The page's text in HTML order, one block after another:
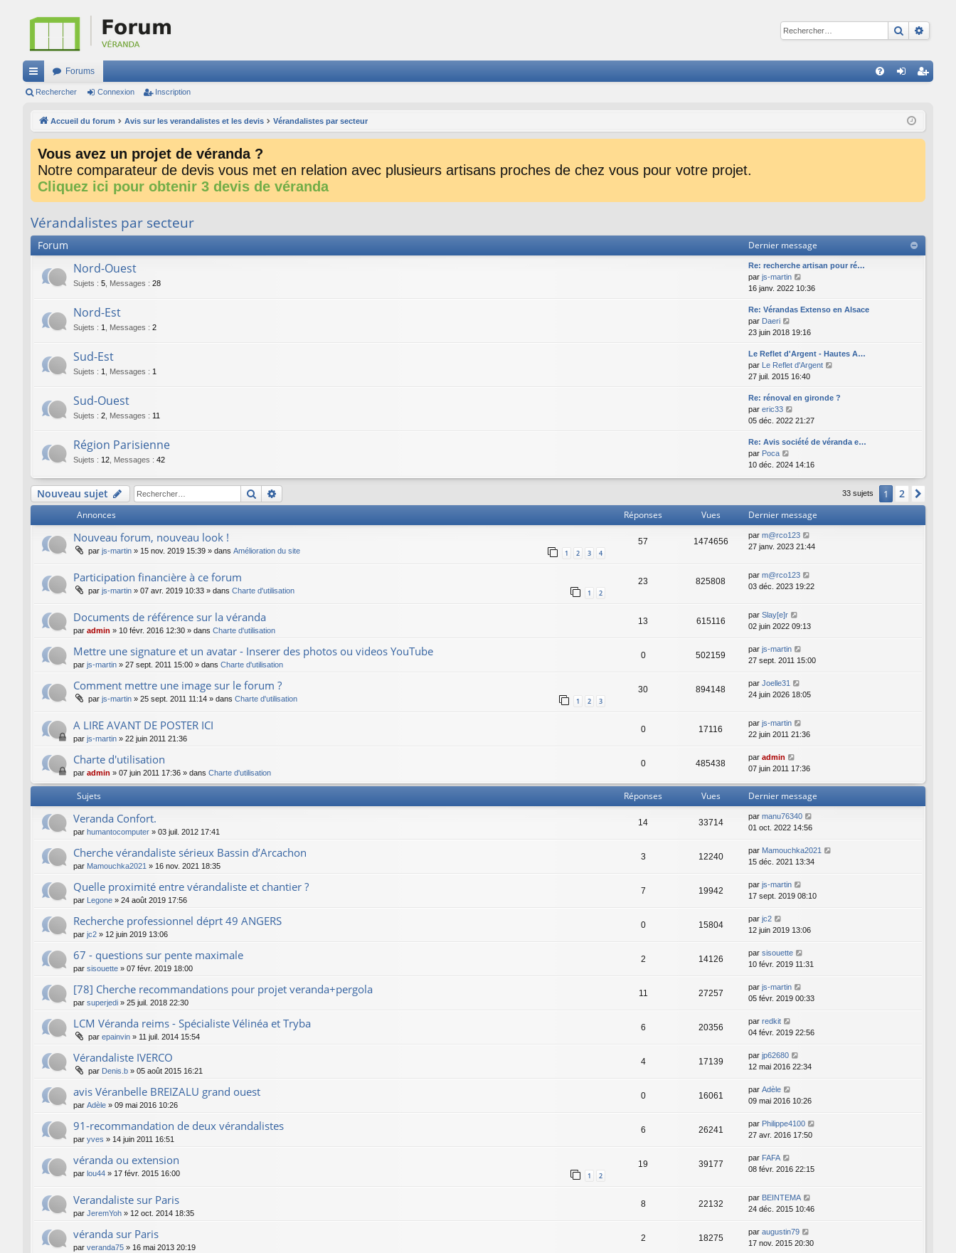
ac
Forums
cri
Rechercher Connexion Inscription
Accueil du forum Avis sur les verandalistes et les devis Vérandalistes par secteur
Vous avez un projet de véranda ?
Notre comparateur de devis vous met en relation avec plusieurs artisans proches de chez vous pour votre projet.
Cliquez ici pour obtenir 3 devis de véranda
Vérandalistes par secteur
Forum Dernier message
Nord-Ouest
Sujets : 5 Messages : 28
Re: recherche artisan pour ré…
par js-martin
o
n
s
l
t
e
r
l
e
d
r
i
r
m
s
s
a
g
e
16 janv. 2022 10:36
Nord-Est
Sujets : 1 Messages : 2
Re: Vérandas Extenso en Alsace
par Daeri
o
n
s
u
l
t
e
r
l
e
d
r
n
r
m
e
s
a
g
23 juin 2018 19:16
Sud-Est
Sujets : 1 Messages : 1
Le Reflet d'Argent - Hautes A…
par Le Reflet d'Argent
n
s
t
e
e
n
s
e
27 juil. 2015 16:40
Sud-Ouest
Sujets : 2 Messages : 11
Re: rénoval en gironde ?
par eric33
o
n
s
t
d
e
i
e
m
e
s
a
e
05 déc. 2022 21:27
Région Parisienne
Sujets : 12 Messages : 42
Re: Avis société de véranda e…
par Poca
o
t
e
r
e
d
e
n
r
m
s
s
g
e
10 déc. 2024 14:16
Nouveau sujet Rechercher 33 sujets 1 2
Annonces Réponses Vues Dernier message
Nouveau forum, nouveau look !
par js-martin » 15 nov. 2019 15:39 » dans Amélioration du site 1 2 3 4
57 1474656
par m@rco123
27 janv. 2023 21:44
Participation financière à ce forum
par js-martin » 07 avr. 2019 10:33 » dans Charte d'utilisation 1 2
23 825808
par m@rco123
03 déc. 2023 19:22
Documents de référence sur la véranda
par admin » 10 févr. 2016 12:30 » dans Charte d'utilisation
13 615116
par Slay[e]r
02 juin 2022 09:13
Mettre une signature et un avatar - Inserer des photos ou videos YouTube
par js-martin » 27 sept. 2011 15:00 » dans Charte d'utilisation
0 502159
par js-martin
27 sept. 2011 15:00
Comment mettre une image sur le forum ?
par js-martin » 25 sept. 2011 11:14 » dans Charte d'utilisation 1 2 3
30 894148
par Joelle31
24 juin 2026 18:05
A LIRE AVANT DE POSTER ICI
par js-martin » 22 juin 2011 21:36
0 17116
par js-martin
22 juin 2011 21:36
Charte d'utilisation
par admin » 07 juin 2011 17:36 » dans Charte d'utilisation
0 485438
par admin
07 juin 2011 17:36
Sujets Réponses Vues Dernier message
Veranda Confort.
par humantocomputer » 03 juil. 2012 17:41
14 33714
par manu76340
01 oct. 2022 14:56
Cherche vérandaliste sérieux Bassin d’Arcachon
par Mamouchka2021 » 16 nov. 2021 18:35
3 12240
par Mamouchka2021
15 déc. 2021 13:34
Quelle proximité entre vérandaliste et chantier ?
par Legone » 24 août 2019 17:56
7 19942
par js-martin
17 sept. 2019 08:10
Recherche professionnel déprt 49 ANGERS
par jc2 » 12 juin 2019 13:06
0 15804
par jc2
12 juin 2019 13:06
67 - questions sur pente maximale
par sisouette » 07 févr. 2019 18:00
2 14126
par sisouette
10 févr. 2019 11:31
[78] Cherche recommandations pour projet veranda+pergola
par superjedi » 25 juil. 2018 22:30
11 27257
par js-martin
05 févr. 2019 00:33
LCM Véranda reims - Spécialiste Vélinéa et Tryba
par epainvin » 11 juil. 2014 15:54
6 20356
par redkit
04 févr. 2019 22:56
Vérandaliste IVERCO
par Denis.b » 05 août 2015 16:21
4 17139
par jp62680
12 mai 2016 22:34
avis Véranbelle BREIZALU grand ouest
par Adèle » 09 mai 2016 10:26
0 16061
par Adèle
09 mai 2016 10:26
91-recommandation de deux vérandalistes
par yves » 14 juin 2011 16:51
6 26241
par Philippe4100
27 avr. 2016 17:50
véranda ou extension
par lou44 » 17 févr. 2015 16:00 1 2
19 39177
par FAFA
08 févr. 2016 22:15
Verandaliste sur Paris
par JeremYoh » 12 oct. 2014 18:35
8 22132
par BEINTEMA
24 déc. 2015 10:46
véranda sur Paris
par veranda75 » 16 mai 2013 20:19
2 18275
par augustin79
17 nov. 2015 20:30